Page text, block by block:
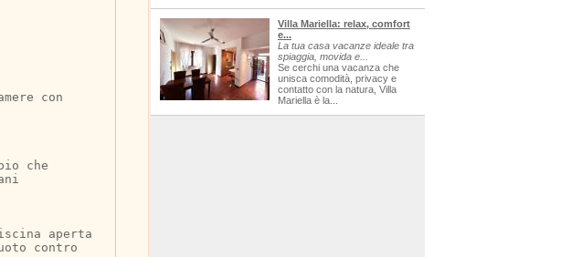
contro
Villa Mariella: relax, comfort
e...
La tua casa vacanze ideale tra
spiaggia, movida e...
Se cerchi una vacanza che
unisca comodità, privacy e
contatto con la natura, Villa
Mariella è la...